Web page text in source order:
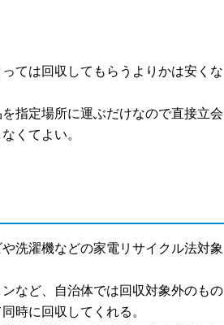
ては回収してもらうよりかは安くな
指定場所に運ぶだけなので直接立会
くてよい。
や洗濯機などの家電リサイクル法対象
など、自治体では回収対象外のもの
時に回収してくれる。